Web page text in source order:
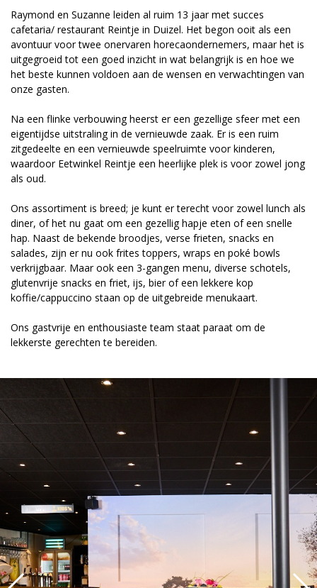
Raymond en Suzanne leiden al ruim 13 jaar met succes
cafetaria/ restaurant Reintje in Duizel. Het begon ooit als een
avontuur voor twee onervaren horecaondernemers, maar het is
uitgegroeid tot een goed inzicht in wat belangrijk is en hoe we
het beste kunnen voldoen aan de wensen en verwachtingen van
onze gasten.
Na een flinke verbouwing heerst er een gezellige sfeer met een
eigentijdse uitstraling in de vernieuwde zaak. Er is een ruim
zitgedeelte en een vernieuwde speelruimte voor kinderen,
waardoor Eetwinkel Reintje een heerlijke plek is voor zowel jong
als oud.
Ons assortiment is breed; je kunt er terecht voor zowel lunch als
diner, of het nu gaat om een gezellig hapje eten of een snelle
hap. Naast de bekende broodjes, verse frieten, snacks en
salades, zijn er nu ook frites toppers, wraps en poké bowls
verkrijgbaar. Maar ook een 3-gangen menu, diverse schotels,
glutenvrije snacks en friet, ijs, bier of een lekkere kop
koffie/cappuccino staan op de uitgebreide menukaart.
Ons gastvrije en enthousiaste team staat paraat om de
lekkerste gerechten te bereiden.